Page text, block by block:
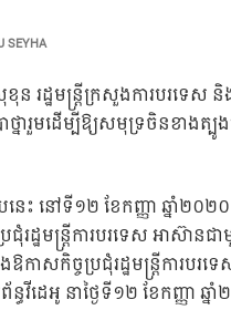
SEYHA
ន រដ្ឋមន្រ្តីក្រសួងការបរទេស
ថ្នារួមដើម្បីឱ្យសមុទ្រចិនខាងត្
នេះ នៅទី១២ ខែកញ្ញា ឆ្នាំ២០
រដ្ឋមន្រ្តីការបរទេស អាស៊ាន
កាសកិច្ចប្រជុំរដ្ឋមន្រ្តីការប
ធវីដេអូ នាថ្ងៃទី១២ ខែកញ្ញា ឆ្ន